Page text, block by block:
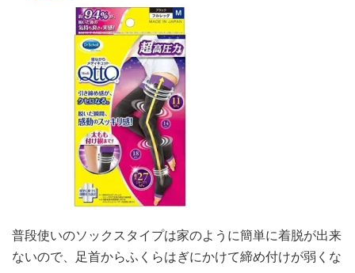
普段使いのソックスタイプは家のように簡単に着脱が出来
ないので、足首からふくらはぎにかけて締め付けが弱くな